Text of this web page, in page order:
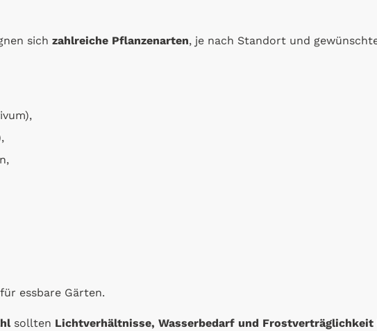
sich zahlreiche Pflanzenarten, je nach Standort und
essbare Gärten.
sollten Lichtverhältnisse, Wasserbedarf und Frostverträglichkeit